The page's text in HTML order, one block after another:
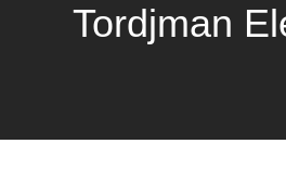
Tordjman